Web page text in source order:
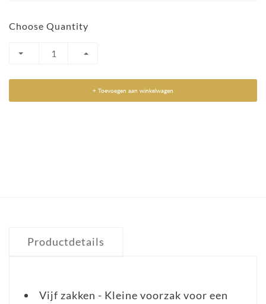
Choose Quantity
+ Toevoegen aan winkelwagen
Productdetails
Vijf zakken - Kleine voorzak voor een